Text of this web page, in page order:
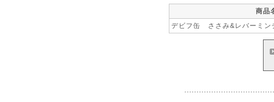
商品
デビフ缶 ささみ&レバーミ